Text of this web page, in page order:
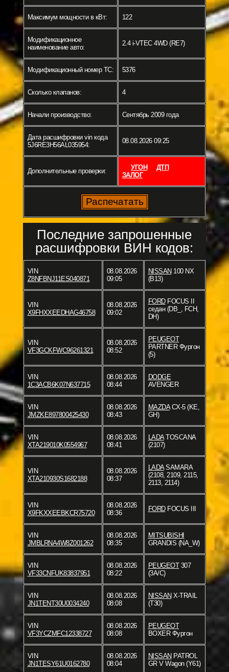
Максимум мощности в кВт: 122
Модификационное
наименование авто:
2.4 i-VTEC 4WD (RE7)
Модификационный номер ТС: 5376
Сколько клапанов: 4
Начали производство: Сентябрь 2009 года
Дата расшифровки vin кода
5J6RE3H56AL035954:
08.08.2026 09:25
Дополнительные проверки: УГОН
ДТП
ЗАЛОГ
Последние запрошенные
расшифровки ВИН кодов:
VIN
Z8NFBNJ11ES040871
08.08.2026
09:05
NISSAN 100 NX
(B13)
VIN
X9FHXXEEDHAG46758
08.08.2026
09:02
FORDFOCUS II
седан (DB_, FCH,
DH)
VIN
VF3GCKFWC96261321
08.08.2026
08:52
PEUGEOT
PARTNER Фургон
(5)
VIN
1C3ACB6K07N637715
08.08.2026
08:44
DODGE
AVENGER
VIN
JMZKE897800425430
08.08.2026
08:43
MAZDACX-5 (KE,
GH)
VIN
XTA219010K0554967
08.08.2026
08:41
LADATOSCANA
(2107)
VIN
XTA210930S1682188
08.08.2026
08:37
LADASAMARA
(2108, 2109, 2115,
2113, 2114)
VIN
X9FKXXEEBKCR75720
08.08.2026
08:36
FORDFOCUS III
VIN
JMBLRNA4W8Z001262
08.08.2026
08:35
MITSUBISHI
GRANDIS (NA_W)
VIN
VF33CNFUK83837951
08.08.2026
08:22
PEUGEOT307
(3A/C)
VIN
JN1TENT30U0034240
08.08.2026
08:08
NISSAN X-TRAIL
(T30)
VIN
VF3YCZMFC12338727
08.08.2026
08:08
PEUGEOT
BOXER Фургон
VIN
JN1TESY61U0162780
08.08.2026
08:04
NISSAN PATROL
GR V Wagon (Y61)